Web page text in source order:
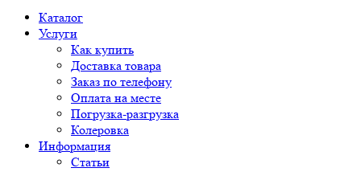
Каталог
Услуги
Как купить
Доставка товара
Заказ по телефону
Оплата на месте
Погрузка-разгрузка
Колеровка
Информация
Статьи